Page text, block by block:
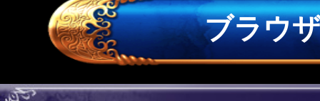
ブラウ